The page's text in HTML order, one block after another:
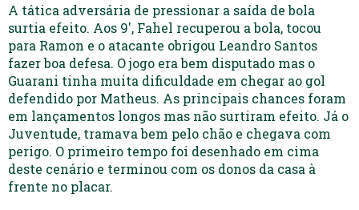
A tática adversária de pressionar a saída de bola
surtia efeito. Aos 9′, Fahel recuperou a bola, tocou
para Ramon e o atacante obrigou Leandro Santos
fazer boa defesa. O jogo era bem disputado mas o
Guarani tinha muita dificuldade em chegar ao gol
defendido por Matheus. As principais chances foram
em lançamentos longos mas não surtiram efeito. Já o
Juventude, tramava bem pelo chão e chegava com
perigo. O primeiro tempo foi desenhado em cima
deste cenário e terminou com os donos da casa à
frente no placar.